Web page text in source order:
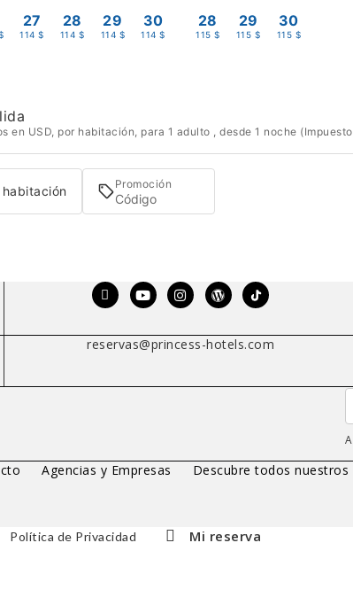
27
114 $
28
114 $
29
114 $
30
114 $
28
115 $
29
115 $
30
115 $
en USD, por habitación, para 1 adulto , desde 1 noche
habitación Promoción
reservas@princess-hotels.com
Agencias y Empresas Descubre todos nuestros
Política de Privacidad Mi reserva